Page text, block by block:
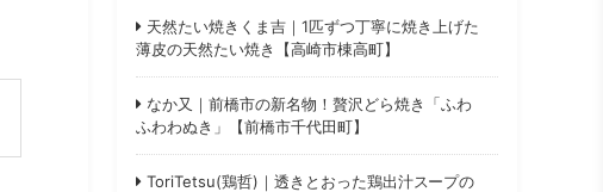
天然たい焼きくま吉｜1匹ずつ丁寧に焼き上げた
薄皮の天然たい焼き【高崎市棟高町】
なか又｜前橋市の新名物！贅沢どら焼き「ふわ
ふわわぬき」【前橋市千代田町】
ToriTetsu(鶏哲)｜透きとおった鶏出汁スープの